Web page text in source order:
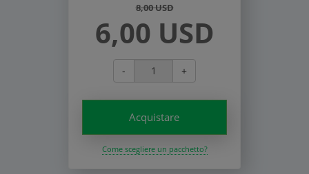
8,00 USD
6,00 USD
- +
Acquistare
Come scegliere un pacchetto?